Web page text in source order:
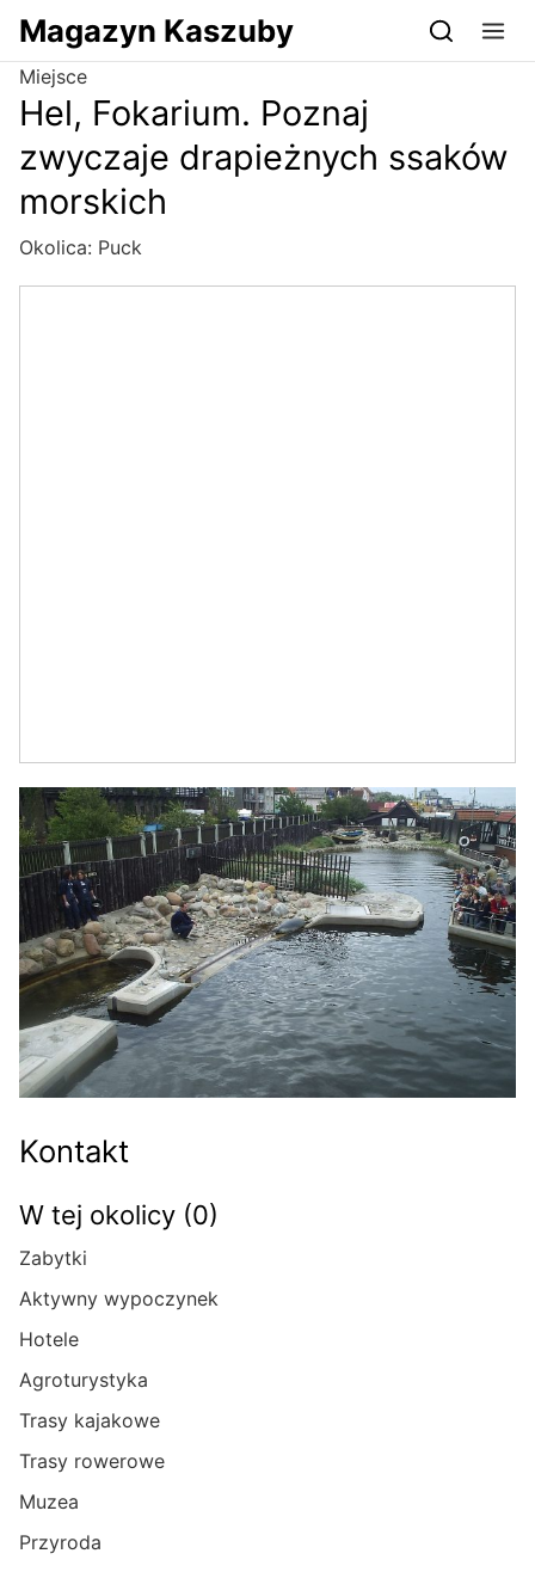
Przejdź do serwisu magazynkaszuby.pl
Magazyn Kaszuby
Miejsce
Hel, Fokarium. Poznaj
zwyczaje drapieżnych ssaków
morskich
Okolica: Puck
Kontakt
W tej okolicy (0)
Zabytki
Aktywny wypoczynek
Hotele
Agroturystyka
Trasy kajakowe
Trasy rowerowe
Muzea
Przyroda